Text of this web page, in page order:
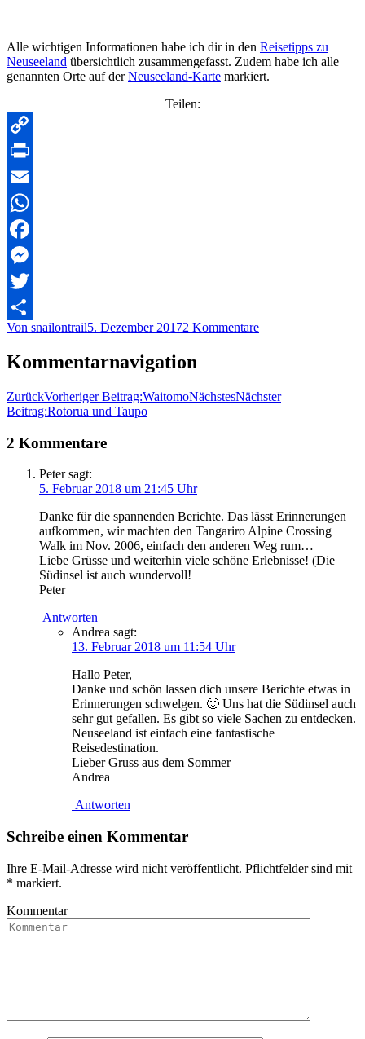
Alle wichtigen Informationen habe ich dir in den Reisetipps zu
Neuseeland übersichtlich zusammengefasst. Zudem habe ich alle
genannten Orte auf derNeuseeland-Karte markiert.
Teilen:
Teilen
Von snailontrail5. Dezember 20172 Kommentare
Kommentarnavigation
ZurückVorheriger Beitrag:WaitomoNächstesNächster
Beitrag:Rotorua und Taupo
2 Kommentare
Peter sagt:
5. Februar 2018 um 21:45 Uhr
Danke für die spannenden Berichte. Das lässt Erinnerungen
aufkommen, wir machten den Tangariro Alpine Crossing
Walk im Nov. 2006, einfach den anderen Weg rum…
Liebe Grüsse und weiterhin viele schöne Erlebnisse! (Die
Südinsel ist auch wundervoll!
Peter
Antworten
Andrea sagt:
13. Februar 2018 um 11:54 Uhr
Hallo Peter,
Danke und schön lassen dich unsere Berichte etwas in
Erinnerungen schwelgen. 🙂 Uns hat die Südinsel auch
sehr gut gefallen. Es gibt so viele Sachen zu entdecken.
Neuseeland ist einfach eine fantastische
Reisedestination.
Lieber Gruss aus dem Sommer
Andrea
Antworten
Schreibe einen Kommentar
Ihre E-Mail-Adresse wird nicht veröffentlicht. Pflichtfelder sind mit
* markiert.
Kommentar